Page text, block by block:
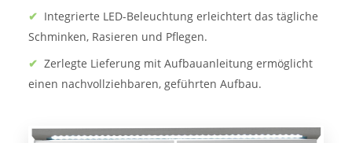
✔ Integrierte LED-Beleuchtung erleichtert das tägliche
Schminken, Rasieren und Pflegen.
✔ Zerlegte Lieferung mit Aufbauanleitung ermöglicht
einen nachvollziehbaren, geführten Aufbau.